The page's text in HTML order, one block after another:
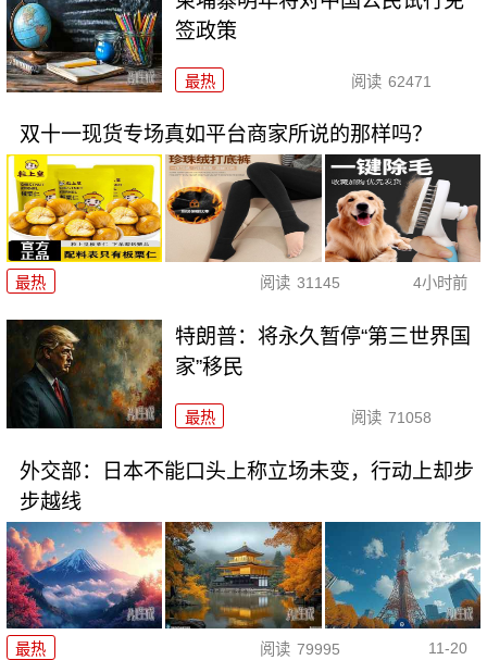
签政策
最热 阅读 62471
双十一现货专场真如平台商家所说的那样吗？
最热 阅读 31145 4小时前
特朗普：将永久暂停“第三世界国
家”移民
最热 阅读 71058
外交部：日本不能口头上称立场未变，行动上却步
步越线
最热 阅读 79995 11-20